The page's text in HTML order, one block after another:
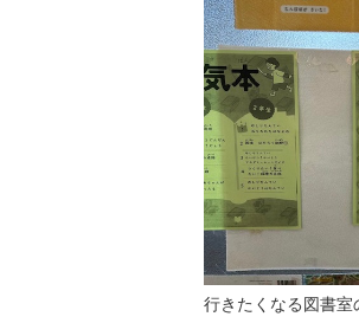
行きたくなる図書室